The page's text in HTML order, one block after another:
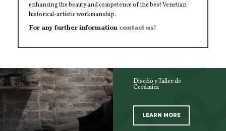
enhancing the beauty and competence of the best Venetian
historical-artistic workmanship.
For any further information contact us!
Diseño y Taller de
Cerámica
LEARN MORE